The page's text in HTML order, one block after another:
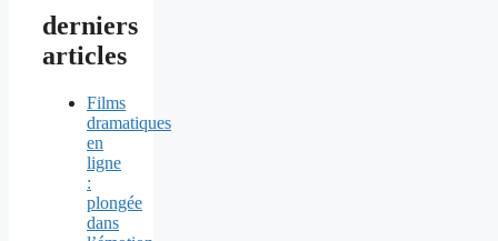
derniers
articles
Films
dramatiques
en
ligne
:
plongée
dans